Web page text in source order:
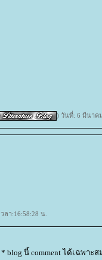
) วันที่: 6 มีนาค
ลา:16:58:28 น.
* blog นี้ comment ได้เฉพาะ